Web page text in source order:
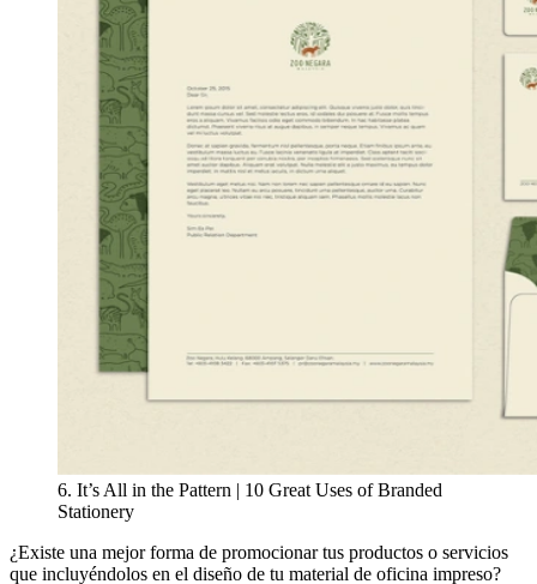
6. It’s All in the Pattern | 10 Great Uses of Branded
Stationery
¿Existe una mejor forma de promocionar tus productos o servicios
que incluyéndolos en el diseño de tu material de oficina impreso?